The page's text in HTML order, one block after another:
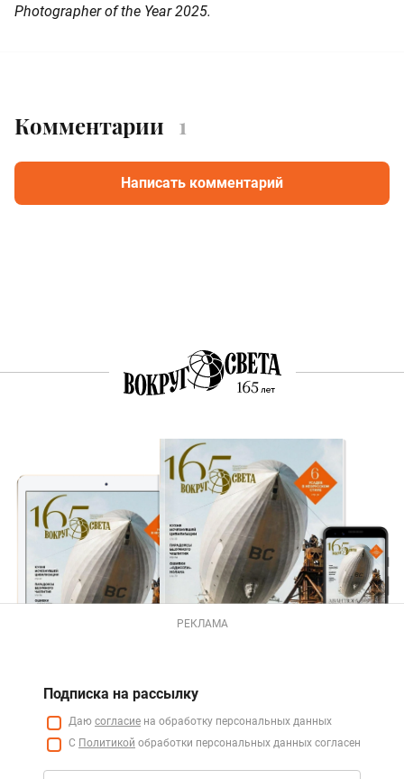
Photographer of the Year 2025.
Комментарии 1
Написать комментарий
РЕКЛАМА
Подписка на рассылку
Даю согласие на обработку персональных данных
С Политикой обработки персональных данных согласен